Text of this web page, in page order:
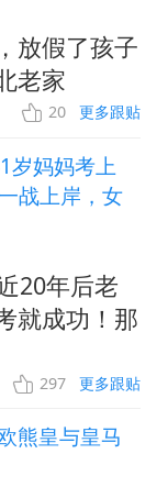
放假了孩子
老家
20 更多跟贴
岁妈妈考上
战上岸，女
20年后老
就成功！那
297 更多跟贴
熊皇与皇马